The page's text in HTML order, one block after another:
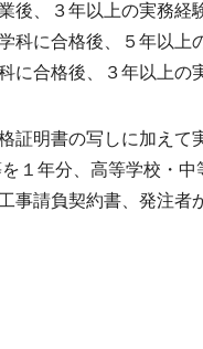
後、３年以上の実務経
科に合格後、５年以上
に合格後、３年以上の
証明書の写しに加えて
１年分、高等学校・
事請負契約書、発注者